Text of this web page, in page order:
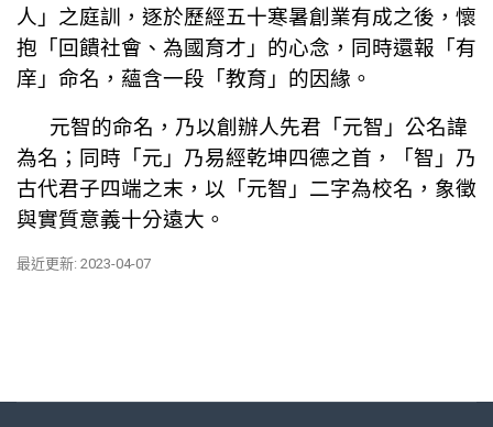
人」之庭訓，逐於歷經五十寒暑創業有成之後，懷
抱「回饋社會、為國育才」的心念，同時還報「有
庠」命名，蘊含一段「教育」的因緣。
元智的命名，乃以創辦人先君「元智」公名諱
為名；同時「元」乃易經乾坤四德之首，「智」乃
古代君子四端之末，以「元智」二字為校名，象徵
與實質意義十分遠大。
最近更新: 2023-04-07